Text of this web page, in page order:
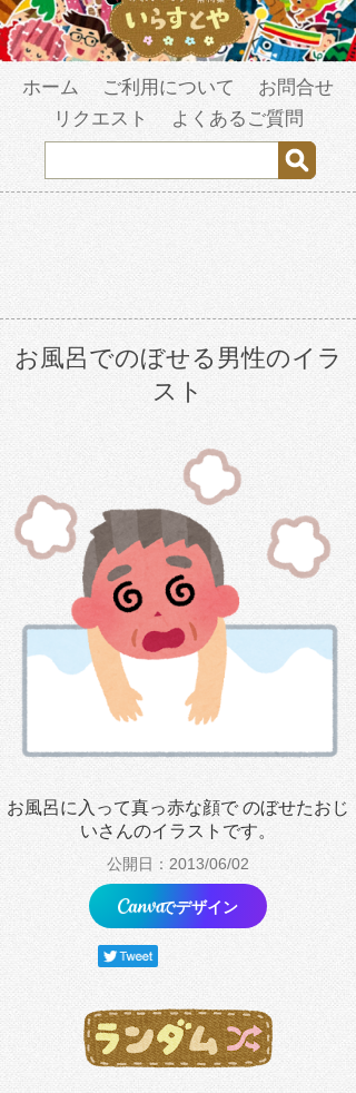
ホーム ご利用について
お問合せ
リクエスト
よくあるご質問
お風呂でのぼせる男性のイラ
スト
お風呂に入って真っ赤な顔で のぼせたおじ
いさんのイラストです。
公開日：2013/06/02
でデザイン